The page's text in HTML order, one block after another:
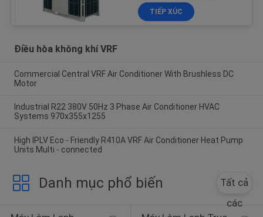
TIẾP XÚC
Điều hòa không khí VRF
Commercial Central VRF Air Conditioner With Brushless DC
Motor
Industrial R22 380V 50Hz 3 Phase Air Conditioner HVAC
Systems 970x355x1255
High IPLV Eco - Friendly R410A VRF Air Conditioner Heat Pump
Units Multi - connected
Danh mục phổ biến
Tất cả
các